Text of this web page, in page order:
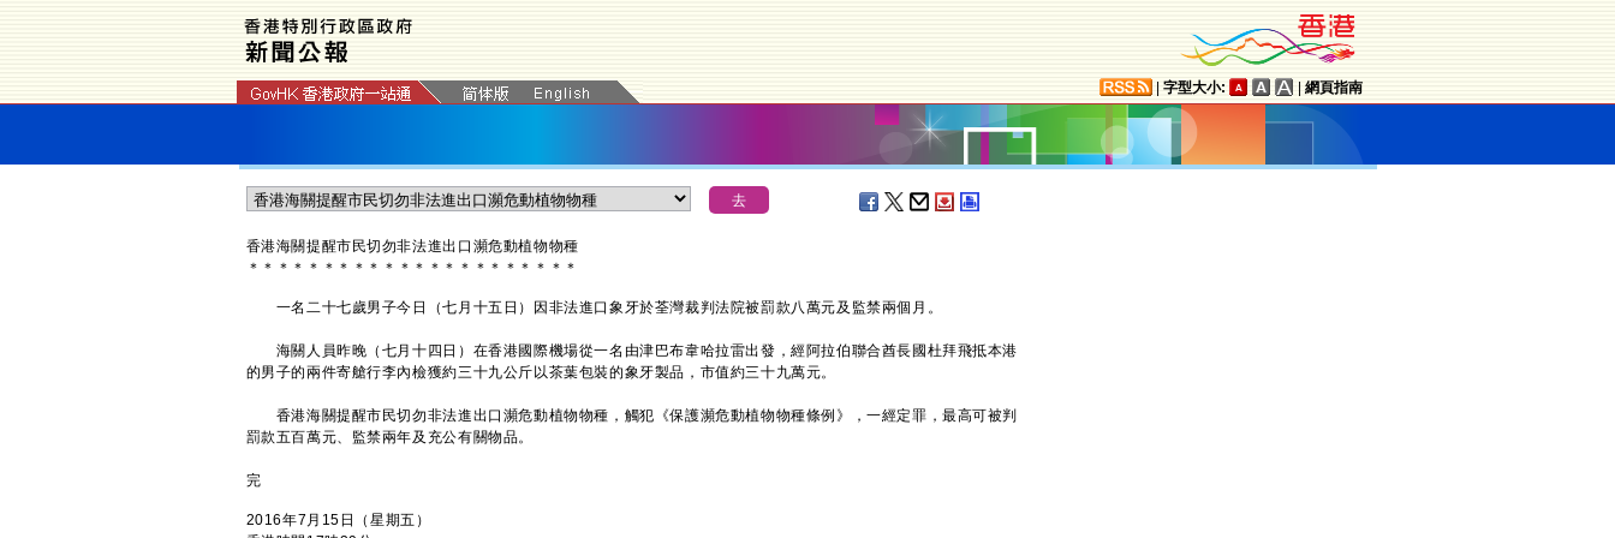
字型大小: 網頁指南
香港海關提醒市民切勿非法進出口瀕危動植物物種
＊ ＊ ＊ ＊ ＊ ＊ ＊ ＊ ＊ ＊ ＊ ＊ ＊ ＊ ＊ ＊ ＊ ＊ ＊ ＊ ＊ ＊
一名二十七歲男子今日（七月十五日）因非法進口象牙於荃灣裁判法院被罰款八萬元及監禁兩個月。
海關人員昨晚（七月十四日）在香港國際機場從一名由津巴布韋哈拉雷出發，經阿拉伯聯合酋長國杜拜飛抵本港
的男子的兩件寄艙行李內檢獲約三十九公斤以茶葉包裝的象牙製品，市值約三十九萬元。
香港海關提醒市民切勿非法進出口瀕危動植物物種，觸犯《保護瀕危動植物物種條例》，一經定罪，最高可被判
罰款五百萬元、監禁兩年及充公有關物品。
完
2016年7月15日（星期五）